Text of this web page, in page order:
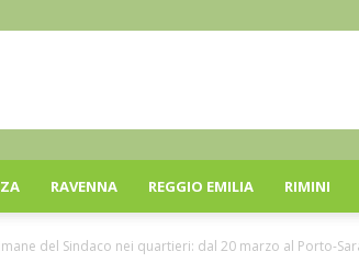
RAVENNA REGGIO EMILIA RIMINI
del Sindaco nei quartieri: dal 20 marzo al Porto-